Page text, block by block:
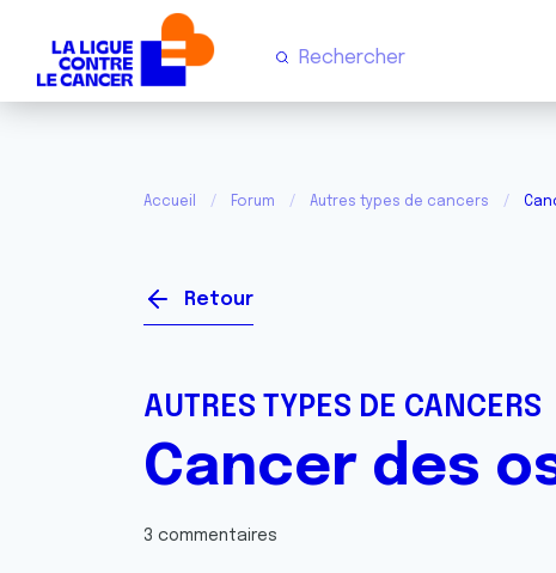
Accueil Forum Autres types de cancers
Retour
AUTRES TYPES DE CANCERS
Cancer des
3 commentaires